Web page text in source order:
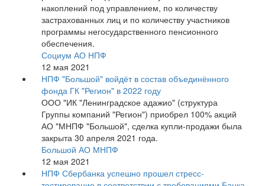
накоплений под управлением, по количеству
застрахованных лиц и по количеству участников
программы негосударственного пенсионного
обеспечения.
Социум АО НПФ
12 мая 2021
НПФ "Большой" войдёт в состав объединённого
фонда ГК "Регион" в 2022 году
ООО "ИК "Ленинградское адажио" (структура
Группы компаний "Регион") приобрел 100% акций
АО "МНПФ "Большой", сделка купли-продажи была
закрыта 30 апреля 2021 года.
Большой АО МНПФ
12 мая 2021
НПФ Сбербанка успешно прошел стресс-